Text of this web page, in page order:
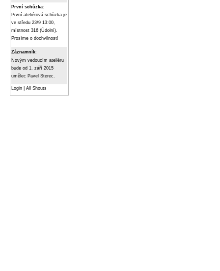
První schůzka:
První ateliérová schůzka je
ve středu 23/9 13:00,
místnost 316 (Údolní).
Prosíme o dochvilnost!
Záznamník:
Novým vedoucím ateliéru
bude od 1. září 2015
umělec Pavel Sterec.
Login All Shouts